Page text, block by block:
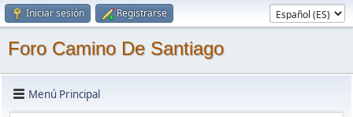
Iniciar sesión Registrarse
Foro Camino De Santiago
Menú Principal